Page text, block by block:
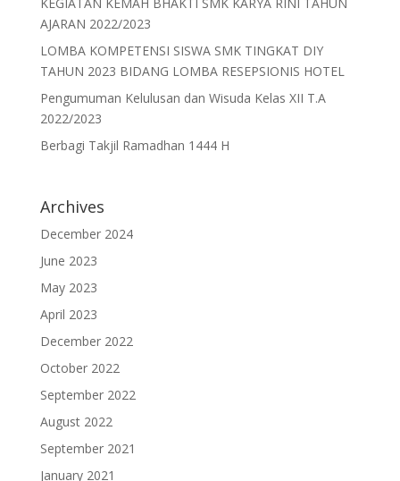
AJARAN 2022/2023
LOMBA KOMPETENSI SISWA SMK TINGKAT DIY
TAHUN 2023 BIDANG LOMBA RESEPSIONIS HOTEL
Pengumuman Kelulusan dan Wisuda Kelas XII T.A
2022/2023
Berbagi Takjil Ramadhan 1444 H
Archives
December 2024
June 2023
May 2023
April 2023
December 2022
October 2022
September 2022
August 2022
September 2021
January 2021